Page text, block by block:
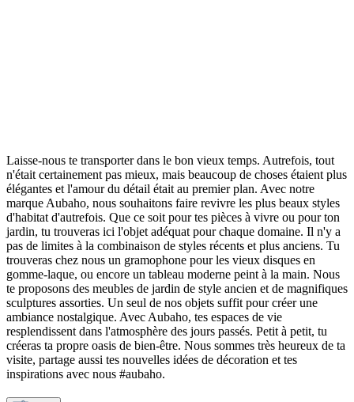
Laisse-nous te transporter dans le bon vieux temps. Autrefois, tout
n'était certainement pas mieux, mais beaucoup de choses étaient plus
élégantes et l'amour du détail était au premier plan. Avec notre
marque Aubaho, nous souhaitons faire revivre les plus beaux styles
d'habitat d'autrefois. Que ce soit pour tes pièces à vivre ou pour ton
jardin, tu trouveras ici l'objet adéquat pour chaque domaine. Il n'y a
pas de limites à la combinaison de styles récents et plus anciens. Tu
trouveras chez nous un gramophone pour les vieux disques en
gomme-laque, ou encore un tableau moderne peint à la main. Nous
te proposons des meubles de jardin de style ancien et de magnifiques
sculptures assorties. Un seul de nos objets suffit pour créer une
ambiance nostalgique. Avec Aubaho, tes espaces de vie
resplendissent dans l'atmosphère des jours passés. Petit à petit, tu
créeras ta propre oasis de bien-être. Nous sommes très heureux de ta
visite, partage aussi tes nouvelles idées de décoration et tes
inspirations avec nous #aubaho.